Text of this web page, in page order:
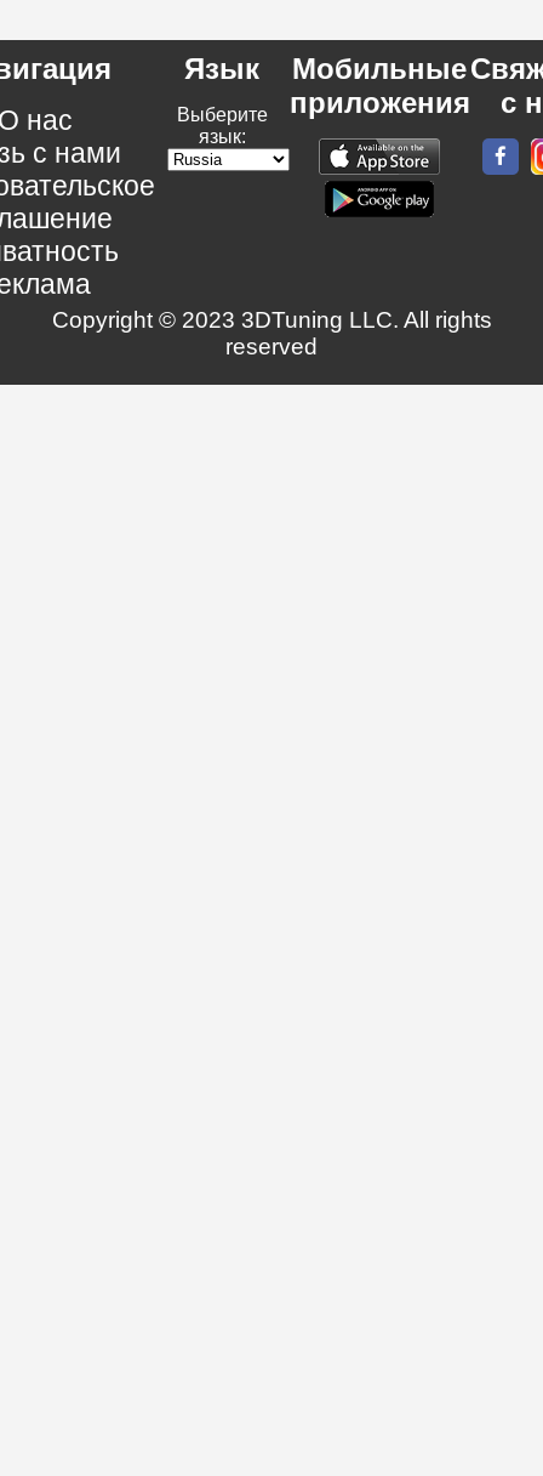
нас
с нами
Язык
Выберите
язык:
Мобильные
приложения
с
Copyright © 2023 3DTuning LLC. All rights
reserved